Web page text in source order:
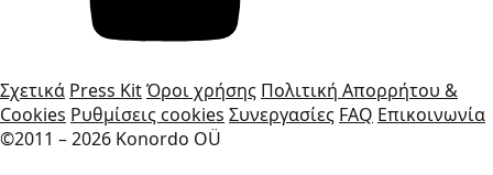
Σχετικά Press KitΌροι χρήσης Πολιτική Απορρήτου &
Cookies Ρυθμίσεις cookies Συνεργασίες FAQ Επικοινωνία
©2011 – 2026 Konordo OÜ